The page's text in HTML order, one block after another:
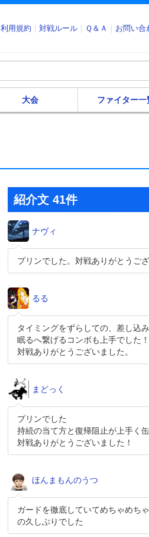
利用規約 対戦ルール Ｑ＆Ａ お問い合
大会 ファイター一
紹介文 41件
ナヴィ
プリンでした。対戦ありがとうご
るる
タイミングをずらしての、差し込
眠るへ繋げるコンボも上手でした！
対戦ありがとうございました。
まどっく
プリンでした
持続の当て方と復帰阻止が上手く
対戦ありがとうございました！
ほんまもんのうつ
ガードを徹底していてめちゃめち
の久しぶりでした